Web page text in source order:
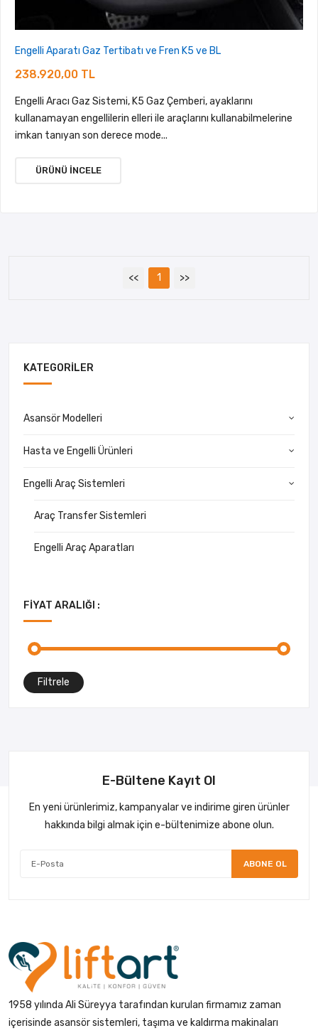
KATEGORILER
Asansör Modelleri
Hasta ve Engelli Ürünleri
Engelli Araç Sistemleri
Araç Transfer Sistemleri
Engelli Araç Aparatları
FIYAT ARALIĞI :
Filtrele
Engelli Aparatı Gaz Tertibatı ve Fren K5 ve BL
238.920,00 TL
Engelli Aracı Gaz Sistemi, K5 Gaz Çemberi, ayaklarını
kullanamayan engellilerin elleri ile araçlarını kullanabilmelerine
imkan tanıyan son derece mode...
ÜRÜNÜ İNCELE
<< 1 >>
E-Bültene Kayıt Ol
En yeni ürünlerimiz, kampanyalar ve indirime giren ürünler
hakkında bilgi almak için e-bültenimize abone olun.
ABONE OL
1958 yılında Ali Süreyya tarafından kurulan firmamız zaman
içerisinde asansör sistemleri, taşıma ve kaldırma makinaları